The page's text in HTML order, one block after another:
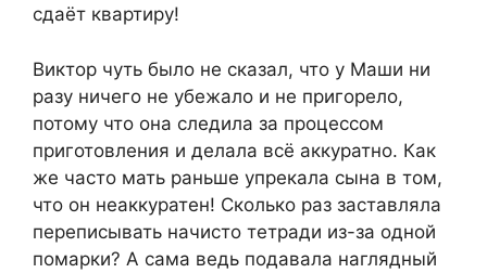
сдаёт квартиру!
Виктор чуть было не сказал, что у Маши ни
разу ничего не убежало и не пригорело,
потому что она следила за процессом
приготовления и делала всё аккуратно. Как
же часто мать раньше упрекала сына в том,
что он неаккуратен! Сколько раз заставляла
переписывать начисто тетради из-за одной
помарки? А сама ведь подавала наглядный